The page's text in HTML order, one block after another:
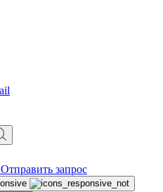
Отправить запрос